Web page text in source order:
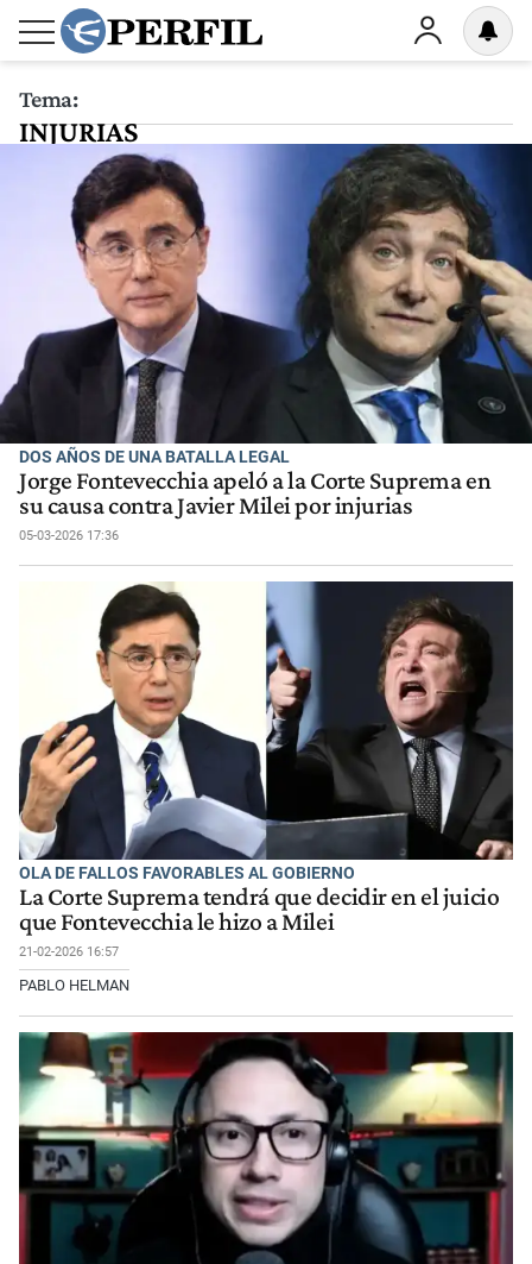
Tema:
INJURIAS
DOS AÑOS DE UNA BATALLA LEGAL
Jorge Fontevecchia apeló a la Corte Suprema en
su causa contra Javier Milei por injurias
05-03-2026 17:36
OLA DE FALLOS FAVORABLES AL GOBIERNO
La Corte Suprema tendrá que decidir en el juicio
que Fontevecchia le hizo a Milei
21-02-2026 16:57
PABLO HELMAN